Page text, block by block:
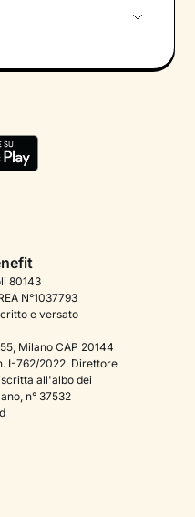
80143
N°1037793
e versato
Milano CAP 20144
I-762/2022. Direttore
all'albo dei
n° 37532